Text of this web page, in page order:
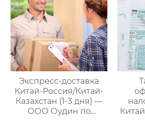
Экспресс-доставка
Китай-Россия/Китай-
Казахстан (1-3 дня) —
ООО Оудин по